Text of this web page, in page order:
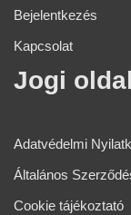
Bejelentkezés
Kapcsolat
Jogi
Adatvédelmi
Általános
Cookie tájékoztató